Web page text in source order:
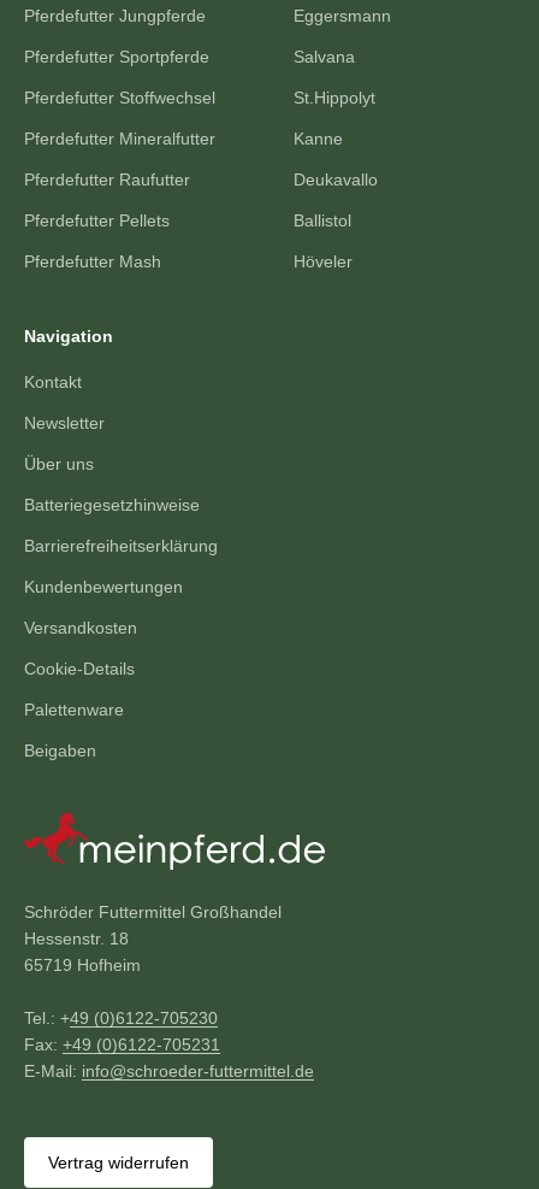
Pferdefutter Jungpferde
Pferdefutter Sportpferde
Pferdefutter Stoffwechsel
Pferdefutter Mineralfutter
Pferdefutter Raufutter
Pferdefutter Pellets
Pferdefutter Mash
Eggersmann
Salvana
St.Hippolyt
Kanne
Deukavallo
Ballistol
Höveler
Navigation
Kontakt
Newsletter
Über uns
Batteriegesetzhinweise
Barrierefreiheitserklärung
Kundenbewertungen
Versandkosten
Cookie-Details
Palettenware
Beigaben
Schröder Futtermittel Großhandel
Hessenstr. 18
65719 Hofheim
Tel.: +49 (0)6122-705230
Fax: +49 (0)6122-705231
E-Mail: info@schroeder-futtermittel.de
Vertrag widerrufen